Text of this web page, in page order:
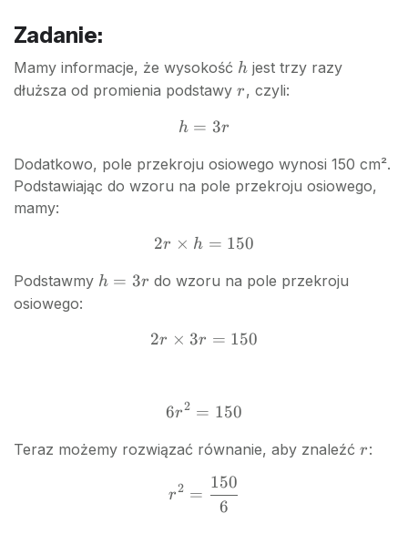
Zadanie:
Mamy informacje, że wysokość h
h jest trzy razy
dłuższa od promienia podstawy r
r, czyli:
h
3r
h = 3r
Dodatkowo, pole przekroju osiowego wynosi 150 cm².
Podstawiając do wzoru na pole przekroju osiowego,
mamy:
2r
h =
2r × h = 150
Podstawmy h
h = 3r do wzoru na pole przekroju
osiowego:
2r
150
2r × 3r = 150
6r^2
150
6r2 = 150
Teraz możemy rozwiązać równanie, aby znaleźć r
r:
r^2 =
\frac{150}
r2 =
6
150